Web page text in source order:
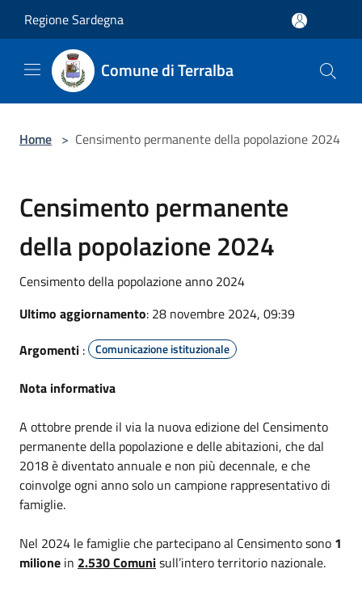
Regione Sardegna
Comune di Terralba
Home > Censimento permanente della popolazione 2024
Censimento permanente
della popolazione 2024
Censimento della popolazione anno 2024
Ultimo aggiornamento: 28 novembre 2024, 09:39
Argomenti : Comunicazione istituzionale
Nota informativa
A ottobre prende il via la nuova edizione del Censimento
permanente della popolazione e delle abitazioni, che dal
2018 è diventato annuale e non più decennale, e che
coinvolge ogni anno solo un campione rappresentativo di
famiglie.
Nel 2024 le famiglie che partecipano al Censimento sono 1
milione in 2.530 Comunisull’intero territorio nazionale.